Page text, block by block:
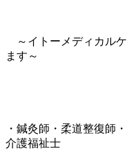
～イトーメディカル
ます～
・鍼灸師・柔道整復師
介護福祉士